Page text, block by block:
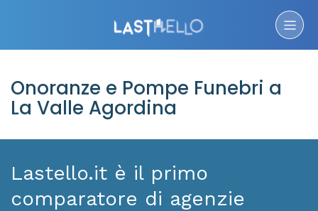
Onoranze e Pompe Funebri a
La Valle Agordina
Lastello.it è il primo
comparatore di agenzie